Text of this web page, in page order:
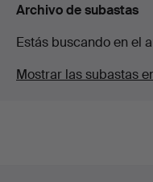
Archivo de subastas
Estás buscando en el
Mostrar las subastas